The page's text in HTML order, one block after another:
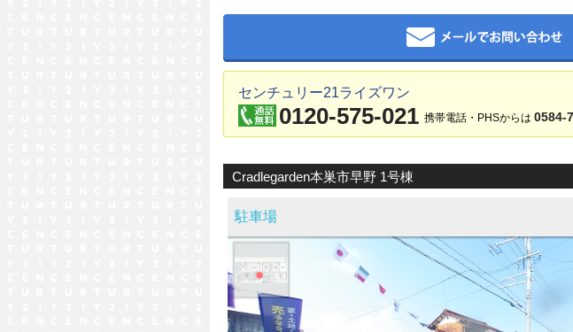
センチュリー21ライズワン
0120-575-021 携帯電話・PHSからは 0584-
Cradlegarden本巣市早野 1号棟